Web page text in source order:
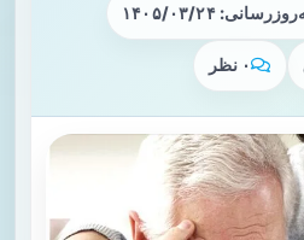
۱۴۰۵/۰۳/۲۴
۰ نظر